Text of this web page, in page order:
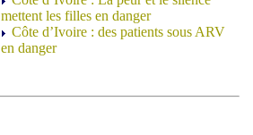
mettent les filles en danger
Côte d’Ivoire : des patients sous ARV
en danger